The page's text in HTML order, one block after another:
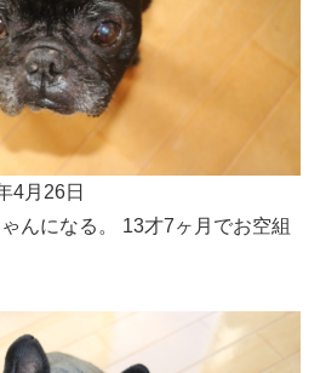
4月26日
んになる。 13才7ヶ月でお空組